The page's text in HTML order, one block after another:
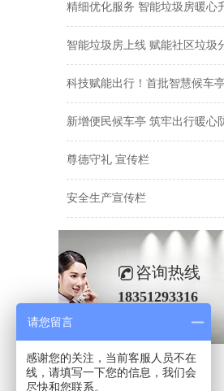
精细优化服务 智能垃圾房暖心
智能垃圾房上线 赋能社区垃圾
尊德守礼 宣传栏
安全生产宣传栏
咨询热线
18351293316
请您留言
感谢您的关注，当前客服人员不在
线，请填写一下您的信息，我们会
尽快和您联系。